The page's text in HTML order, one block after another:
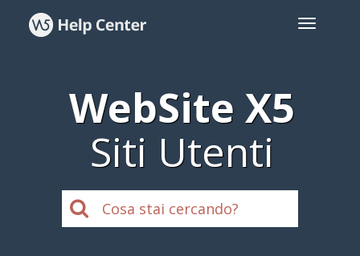
WebSite X5
Siti Utenti